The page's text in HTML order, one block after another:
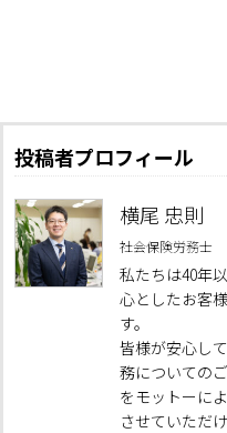
投稿者プロフィール
横尾 忠則
社会保険労務士
私たちは40年
心としたお客
す。
皆様が安心し
務についての
をモットーに
させていただ